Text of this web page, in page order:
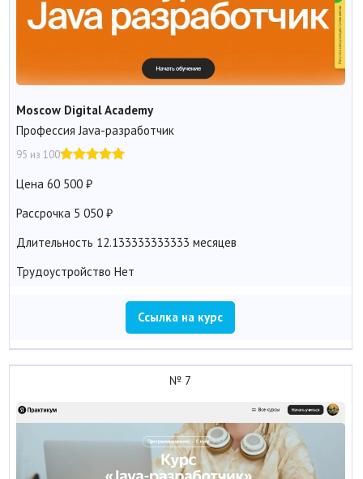
Moscow Digital Academy
Профессия Java-разработчик
95 из 100
Цена 60 500
Рассрочка 5 050
Длительность 12.133333333333 месяцев
Трудоустройство Нет
Ссылка на курс
№ 7